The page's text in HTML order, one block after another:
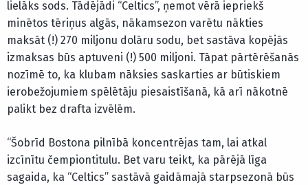
lielāks sods. Tādējādi “Celtics”, ņemot vērā iepriekš
minētos tēriņus algās, nākamsezon varētu nākties
maksāt (!) 270 miljonu dolāru sodu, bet sastāva kopējās
izmaksas būs aptuveni (!) 500 miljoni. Tāpat pārtērēšanās
nozīmē to, ka klubam nāksies saskarties ar būtiskiem
ierobežojumiem spēlētāju piesaistīšanā, kā arī nākotnē
palikt bez drafta izvēlēm.
“Šobrīd Bostona pilnībā koncentrējas tam, lai atkal
izcīnītu čempiontitulu. Bet varu teikt, ka pārējā līga
sagaida, ka “Celtics” sastāvā gaidāmajā starpsezonā būs